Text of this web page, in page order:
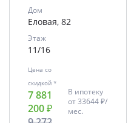
Дом
Еловая, 82
Этаж
11/16
Цена со
скидкой *
7 881
200 ₽
В ипотеку
от33644 ₽/
мес.